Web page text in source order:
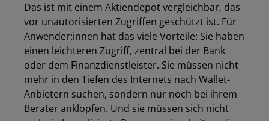
Das ist mit einem Aktiendepot vergleichbar, das
vor unautorisierten Zugriffen geschützt ist. Für
Anwender:innen hat das viele Vorteile: Sie haben
einen leichteren Zugriff, zentral bei der Bank
oder dem Finanzdienstleister. Sie müssen nicht
mehr in den Tiefen des Internets nach Wallet-
Anbietern suchen, sondern nur noch bei ihrem
Berater anklopfen. Und sie müssen sich nicht
Los